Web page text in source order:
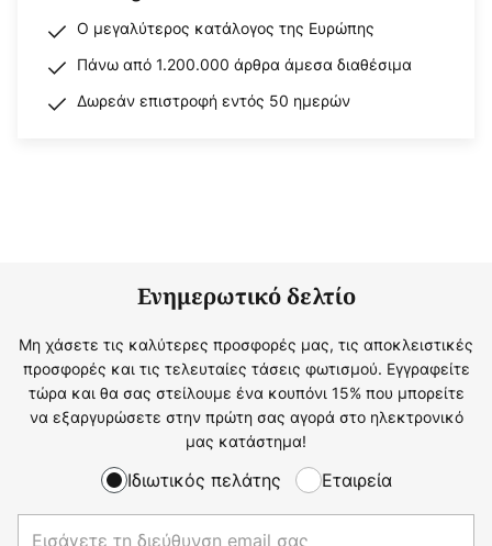
Ο μεγαλύτερος κατάλογος της Ευρώπης
Πάνω από 1.200.000 άρθρα άμεσα διαθέσιμα
Δωρεάν επιστροφή εντός 50 ημερών
Ενημερωτικό δελτίο
Μη χάσετε τις καλύτερες προσφορές μας, τις αποκλειστικές
προσφορές και τις τελευταίες τάσεις φωτισμού. Εγγραφείτε
τώρα και θα σας στείλουμε ένα κουπόνι 15% που μπορείτε
να εξαργυρώσετε στην πρώτη σας αγορά στο ηλεκτρονικό
μας κατάστημα!
Ιδιωτικός πελάτης Εταιρεία